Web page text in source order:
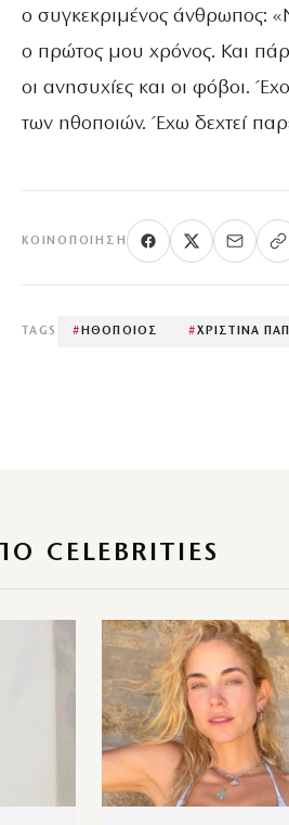
ο συγκεκριμένος άνθρωπος:
ο πρώτος μου χρόνος. Και
οι ανησυχίες και οι φόβοι.
των ηθοποιών. Έχω δεχτεί
ΚΟΙΝΟΠΟΊΗΣΗ
TAGS #ΗΘΟΠΟΙΟΣ #ΧΡΙΣΤΙΝΑ
CELEBRITIES